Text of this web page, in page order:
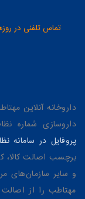
داروخانه آنلاین
داروسازی شماره نظام پزشکی: د-
پروفایل در سامانه
برچسب اصالت کالا،
و سایر سازمان‌های
مهتاطب را از